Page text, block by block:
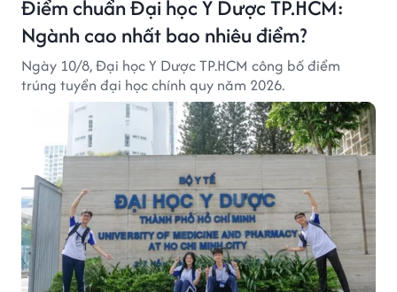
Điểm chuẩn Đại học Y Dược TP.HCM:
Ngành cao nhất bao nhiêu điểm?
Ngày 10/8, Đại học Y Dược TP.HCM công bố điểm
trúng tuyển đại học chính quy năm 2026.